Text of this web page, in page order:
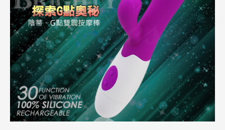
話
或
簡
訊
批
發
說
明